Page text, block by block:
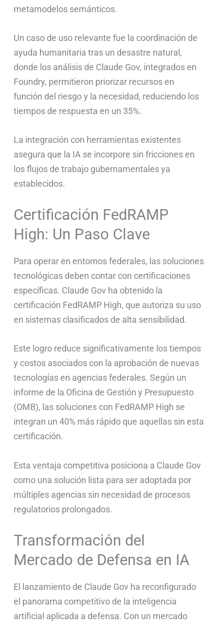
metamodelos semánticos.
Un caso de uso relevante fue la coordinación de
ayuda humanitaria tras un desastre natural,
donde los análisis de Claude Gov, integrados en
Foundry, permitieron priorizar recursos en
función del riesgo y la necesidad, reduciendo los
tiempos de respuesta en un 35%.
La integración con herramientas existentes
asegura que la IA se incorpore sin fricciones en
los flujos de trabajo gubernamentales ya
establecidos.
Certificación FedRAMP
High: Un Paso Clave
Para operar en entornos federales, las soluciones
tecnológicas deben contar con certificaciones
específicas. Claude Gov ha obtenido la
certificación FedRAMP High, que autoriza su uso
en sistemas clasificados de alta sensibilidad.
Este logro reduce significativamente los tiempos
y costos asociados con la aprobación de nuevas
tecnologías en agencias federales. Según un
informe de la Oficina de Gestión y Presupuesto
(OMB), las soluciones con FedRAMP High se
integran un 40% más rápido que aquellas sin esta
certificación.
Esta ventaja competitiva posiciona a Claude Gov
como una solución lista para ser adoptada por
múltiples agencias sin necesidad de procesos
regulatorios prolongados.
Transformación del
Mercado de Defensa en IA
El lanzamiento de Claude Gov ha reconfigurado
el panorama competitivo de la inteligencia
artificial aplicada a defensa. Con un mercado